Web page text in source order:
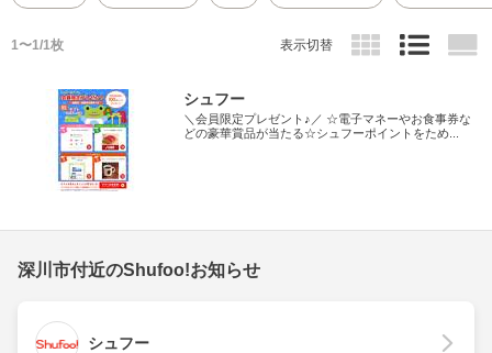
1〜1/1枚 表示切替
シュフー
＼会員限定プレゼント♪／ ☆電子マネーやお食事券な
どの豪華賞品が当たる☆シュフーポイントをため...
深川市付近のShufoo!お知らせ
シュフー